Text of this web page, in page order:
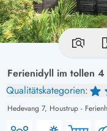
Ferienidyll im tollen 4
Qualitätskategorien:
Hedevang 7, Houstrup -